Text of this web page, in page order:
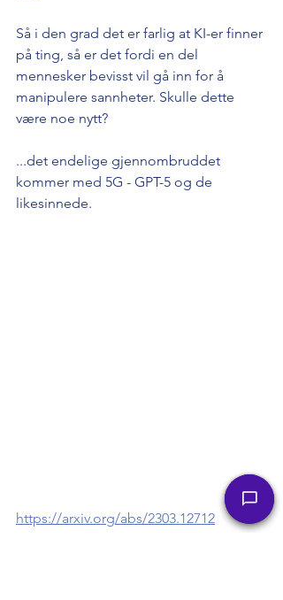
Så i den grad det er farlig at KI-er finner
på ting, så er det fordi en del
mennesker bevisst vil gå inn for å
manipulere sannheter. Skulle dette
være noe nytt?
...det endelige gjennombruddet
kommer med 5G - GPT-5 og de
likesinnede.
https://arxiv.org/abs/2303.12712